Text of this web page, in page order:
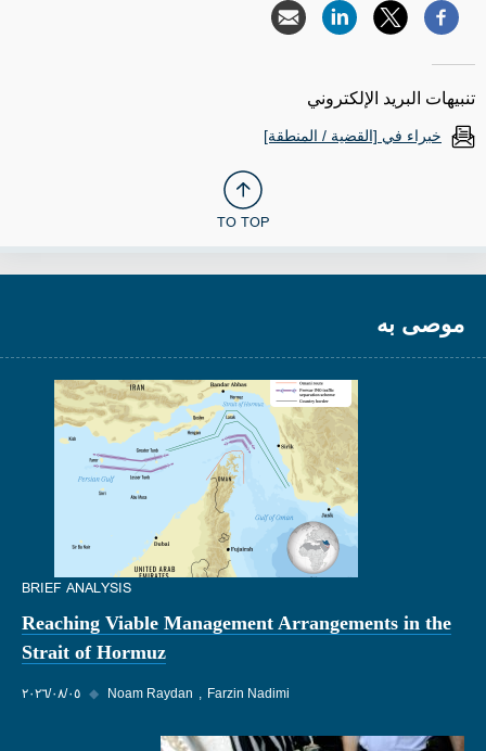
تنبيهات البريد الإلكتروني
خبراء في [القضية / المنطقة]
TO TOP
موصى به
BRIEF ANALYSIS
Reaching Viable Management Arrangements in the
Strait of Hormuz
٠٥‏/٠٨‏/٢٠٢٦ ◆ Noam Raydan Farzin Nadimi